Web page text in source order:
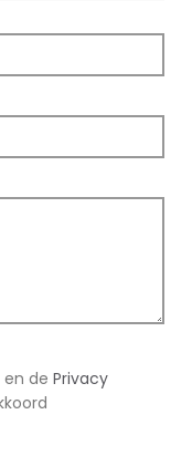
en de Privacy